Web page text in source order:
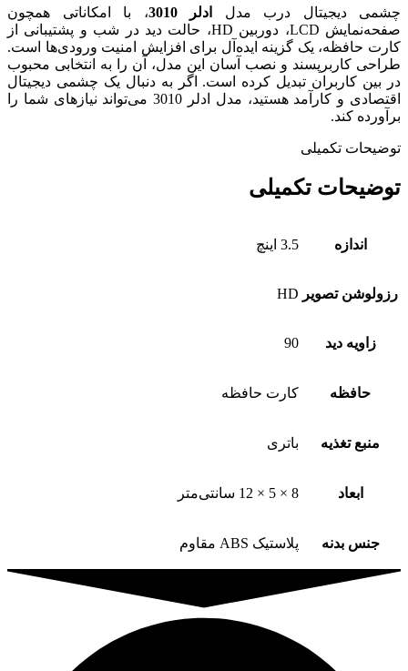
چشمی دیجیتال درب مدل ادلر 3010
، با امکاناتی همچون
صفحه‌نمایش LCD، دوربین HD، حالت دید در شب و پشتیبانی از
کارت حافظه، یک گزینه ایده‌آل برای افزایش امنیت ورودی‌ها است.
طراحی کاربرپسند و نصب آسان این مدل، آن را به انتخابی محبوب
در بین کاربران تبدیل کرده است. اگر به دنبال یک چشمی دیجیتال
اقتصادی و کارآمد هستید، مدل ادلر 3010 می‌تواند نیازهای شما را
برآورده کند.
توضیحات تکمیلی
توضیحات تکمیلی
اندازه 3.5 اینچ
رزولوشن تصویر HD
زاویه دید 90
حافظه کارت حافظه
منبع تغذیه باتری
ابعاد 8 × 5 × 12 سانتی‌متر
جنس بدنه پلاستیک ABS مقاوم